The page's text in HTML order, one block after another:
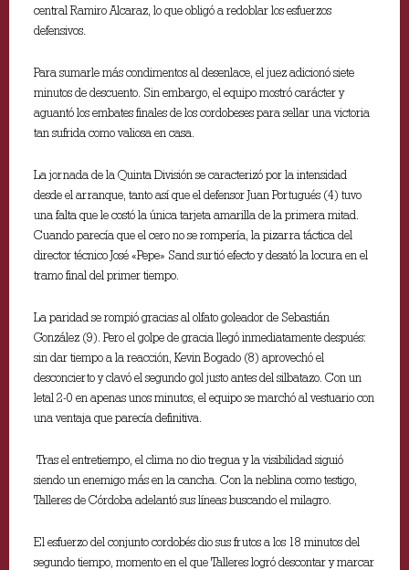
central Ramiro Alcaraz, lo que obligó a redoblar los esfuerzos
defensivos.
Para sumarle más condimentos al desenlace, el juez adicionó siete
minutos de descuento. Sin embargo, el equipo mostró carácter y
aguantó los embates finales de los cordobeses para sellar una victoria
tan sufrida como valiosa en casa.
La jornada de la Quinta División se caracterizó por la intensidad
desde el arranque, tanto así que el defensor Juan Portugués (4) tuvo
una falta que le costó la única tarjeta amarilla de la primera mitad.
Cuando parecía que el cero no se rompería, la pizarra táctica del
director técnico José «Pepe» Sand surtió efecto y desató la locura en el
tramo final del primer tiempo.
La paridad se rompió gracias al olfato goleador de Sebastián
González (9). Pero el golpe de gracia llegó inmediatamente después:
sin dar tiempo a la reacción, Kevin Bogado (8) aprovechó el
desconcierto y clavó el segundo gol justo antes del silbatazo. Con un
letal 2-0 en apenas unos minutos, el equipo se marchó al vestuario con
una ventaja que parecía definitiva.
Tras el entretiempo, el clima no dio tregua y la visibilidad siguió
siendo un enemigo más en la cancha. Con la neblina como testigo,
Talleres de Córdoba adelantó sus líneas buscando el milagro.
El esfuerzo del conjunto cordobés dio sus frutos a los 18 minutos del
segundo tiempo, momento en el que Talleres logró descontar y marcar